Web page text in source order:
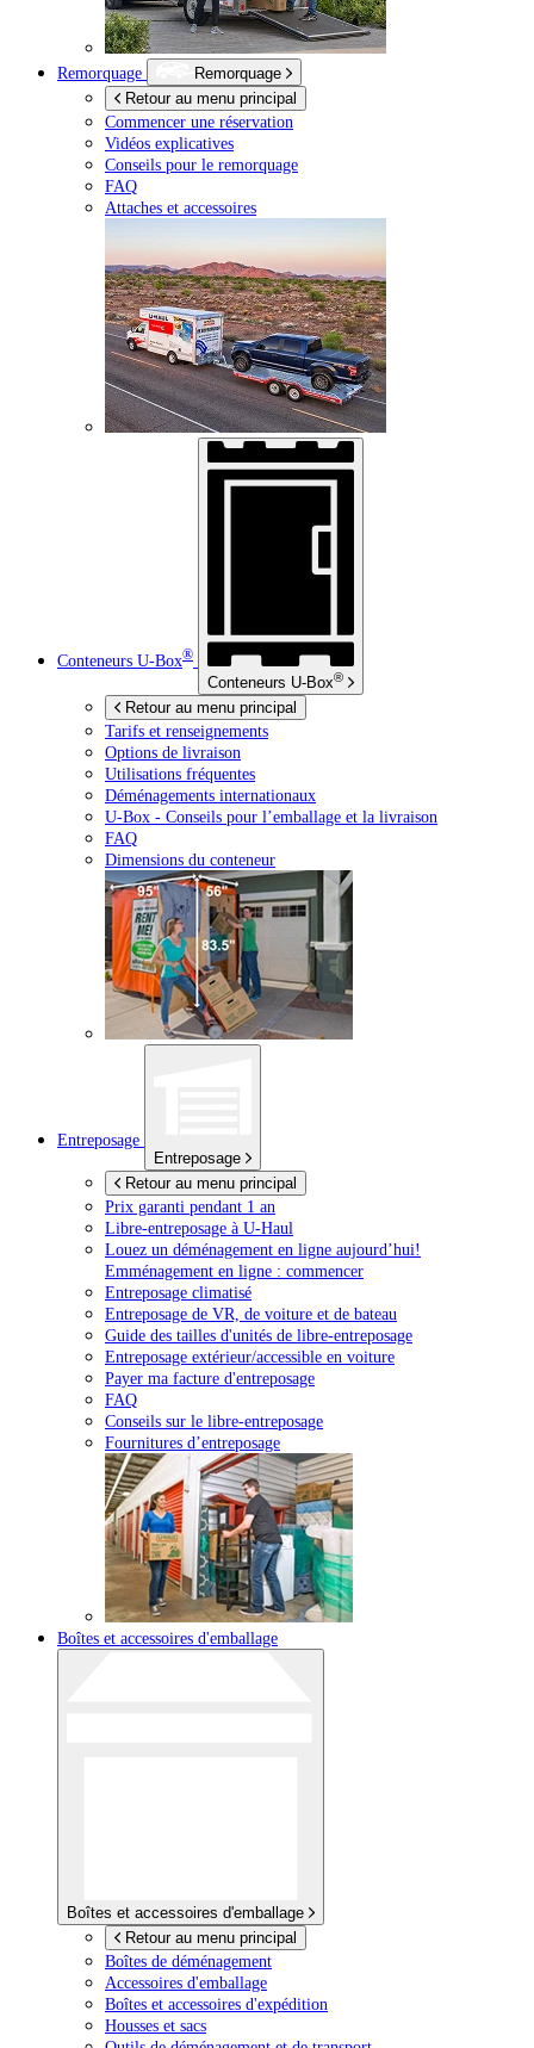
Remorquage
Remorquage
Retour au menu principal
Commencer une réservation
Vidéos explicatives
Conseils pour le remorquage
FAQ
Attaches et accessoires
Conteneurs U-Box®
Conteneurs U-Box®
Retour au menu principal
Tarifs et renseignements
Options de livraison
Utilisations fréquentes
Déménagements internationaux
U-Box - Conseils pour l’emballage et la livraison
FAQ
Dimensions du conteneur
Entreposage
Entreposage
Retour au menu principal
Prix garanti pendant 1 an
Libre-entreposage à U-Haul
Louez un déménagement en ligne aujourd’hui!
Emménagement en ligne : commencer
Entreposage climatisé
Entreposage de VR, de voiture et de bateau
Guide des tailles d'unités de libre-entreposage
Entreposage extérieur/accessible en voiture
Payer ma facture d'entreposage
FAQ
Conseils sur le libre-entreposage
Fournitures d’entreposage
Boîtes et accessoires d'emballage
Boîtes et accessoires d'emballage
Retour au menu principal
Boîtes de déménagement
Accessoires d'emballage
Boîtes et accessoires d'expédition
Housses et sacs